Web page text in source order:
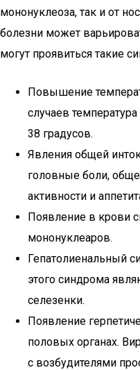
мононуклеоза, так и от
болезни может
могут проявиться такие
Повышение
случаев
38 градусов.
Явления общей
головные боли,
активности и
Появление в крови
мононуклеаров.
Гепатолиенальный
этого синдрома
селезенки.
Появление
половых органах.
с возбудителями